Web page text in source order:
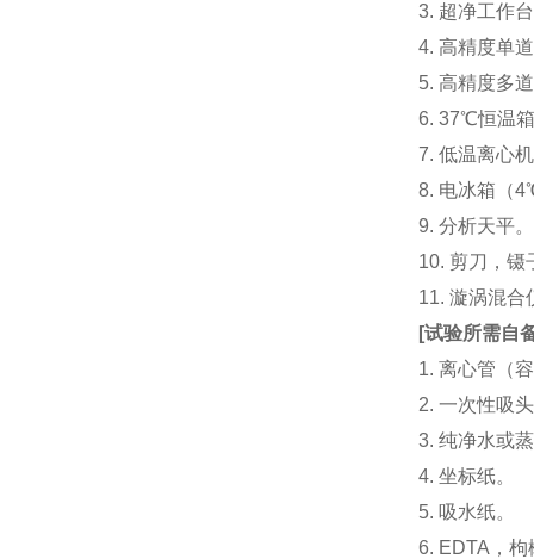
3. 超净工作
4. 高精度单
5. 高精度多
6. 37℃恒温
7. 低温离心
8. 电冰箱（
9. 分析天平。
10. 剪刀，镊
11. 漩涡混
[试验所需自
1. 离心管（
2. 一次性吸
3. 纯净水或
4. 坐标纸。
5. 吸水纸。
6. EDTA，